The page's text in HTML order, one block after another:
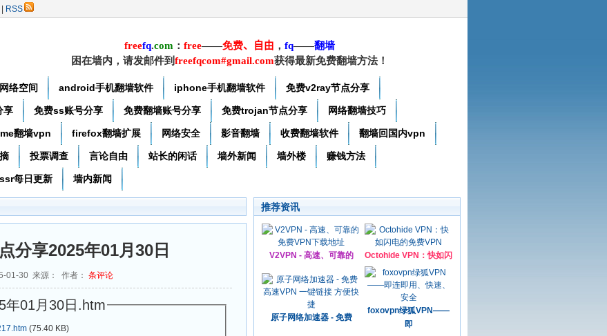
RSS
freefq.com ： free——免费、自由 ， fq——翻墙
困在墙内，请发邮件到freefqcom#gmail.com获得最新免费翻墙方法！
络空间 android手机翻墙软件 iphone手机翻墙软件 免费v2ray节点分享
享 免费ss账号分享 免费翻墙账号分享 免费trojan节点分享 网络翻墙技巧
翻墙vpn firefox翻墙扩展 网络安全 影音翻墙 收费翻墙软件 翻墙回国内vpn
投票调查 言论自由 站长的闲话 墙外新闻 墙外楼 赚钱方法
每日更新 墙内新闻
分享2025年01月30日
01-30 来源： 作者： 条评论
年01月30日.htm
(75.40 KB)
推荐资讯
V2VPN - 高速、可靠的 Octohide VPN：快如闪
原子网络加速器 - 免费
foxovpn绿狐VPN——
即